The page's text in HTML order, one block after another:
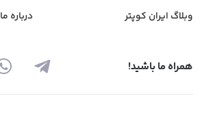
وبلاگ ایران کوپتر درباره ما
همراه ما باشید!